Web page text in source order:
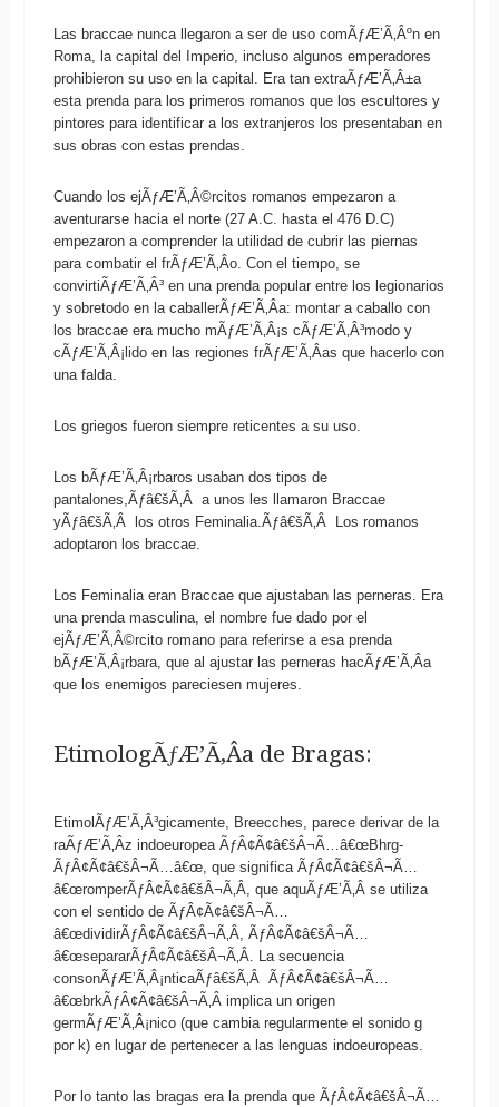
Las braccae nunca llegaron a ser de uso comÃƒÆ’Ã‚Âºn en
Roma, la capital del Imperio, incluso algunos emperadores
prohibieron su uso en la capital. Era tan extraÃƒÆ’Ã‚Â±a
esta prenda para los primeros romanos que los escultores y
pintores para identificar a los extranjeros los presentaban en
sus obras con estas prendas.
Cuando los ejÃƒÆ’Ã‚Â©rcitos romanos empezaron a
aventurarse hacia el norte (27 A.C. hasta el 476 D.C)
empezaron a comprender la utilidad de cubrir las piernas
para combatir el frÃƒÆ’Ã‚Â­o. Con el tiempo, se
convirtiÃƒÆ’Ã‚Â³ en una prenda popular entre los legionarios
y sobretodo en la caballerÃƒÆ’Ã‚Â­a: montar a caballo con
los braccae era mucho mÃƒÆ’Ã‚Â¡s cÃƒÆ’Ã‚Â³modo y
cÃƒÆ’Ã‚Â¡lido en las regiones frÃƒÆ’Ã‚Â­as que hacerlo con
una falda.
Los griegos fueron siempre reticentes a su uso.
Los bÃƒÆ’Ã‚Â¡rbaros usaban dos tipos de
pantalones,Ãƒâ€šÃ‚Â a unos les llamaron Braccae
yÃƒâ€šÃ‚Â los otros Feminalia.Ãƒâ€šÃ‚Â Los romanos
adoptaron los braccae.
Los Feminalia eran Braccae que ajustaban las perneras. Era
una prenda masculina, el nombre fue dado por el
ejÃƒÆ’Ã‚Â©rcito romano para referirse a esa prenda
bÃƒÆ’Ã‚Â¡rbara, que al ajustar las perneras hacÃƒÆ’Ã‚Â­a
que los enemigos pareciesen mujeres.
EtimologÃƒÆ’Ã‚Â­a de Bragas:
EtimolÃƒÆ’Ã‚Â³gicamente, Breecches, parece derivar de la
raÃƒÆ’Ã‚Â­z indoeuropea ÃƒÂ¢Ã¢â€šÂ¬Ã…â€œBhrg-
ÃƒÂ¢Ã¢â€šÂ¬Ã…â€œ, que significa ÃƒÂ¢Ã¢â€šÂ¬Ã…
â€œromperÃƒÂ¢Ã¢â€šÂ¬Ã‚Â, que aquÃƒÆ’Ã‚Â­ se utiliza
con el sentido de ÃƒÂ¢Ã¢â€šÂ¬Ã…
â€œdividirÃƒÂ¢Ã¢â€šÂ¬Ã‚Â, ÃƒÂ¢Ã¢â€šÂ¬Ã…
â€œsepararÃƒÂ¢Ã¢â€šÂ¬Ã‚Â. La secuencia
consonÃƒÆ’Ã‚Â¡nticaÃƒâ€šÃ‚Â ÃƒÂ¢Ã¢â€šÂ¬Ã…
â€œbrkÃƒÂ¢Ã¢â€šÂ¬Ã‚Â implica un origen
germÃƒÆ’Ã‚Â¡nico (que cambia regularmente el sonido g
por k) en lugar de pertenecer a las lenguas indoeuropeas.
Por lo tanto las bragas era la prenda que ÃƒÂ¢Ã¢â€šÂ¬Ã…